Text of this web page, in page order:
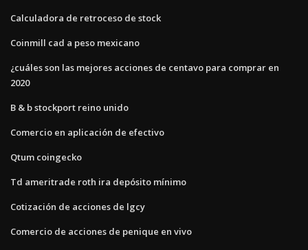
Calculadora de retroceso de stock
Coinmill cad a peso mexicano
¿cuáles son las mejores acciones de centavo para comprar en
2020
B & b stockport reino unido
Comercio en aplicación de efectivo
Qtum coingecko
Td ameritrade roth ira depósito mínimo
Cotización de acciones de lgcy
Comercio de acciones de penique en vivo